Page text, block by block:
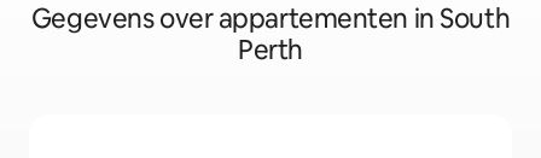
Gegevens over appartementen in South
Perth